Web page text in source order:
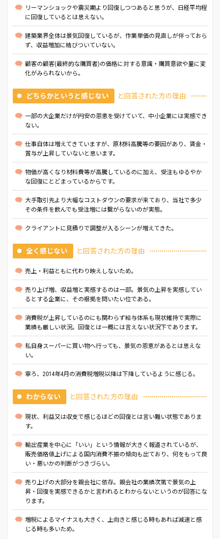
リーマンショックや震災期より回復しつつあると思うが、日経平均程
に回復しているとは思えない。
建築業界全体は景気回復しているが、作業単価の見直しが伴っておら
ず、収益増加に結びついていない。
顧客の顧客(最終的な購買者)の価格に対する意識・購買意欲や量に変
化がみられないから。
どちらかというと感じない と回答された方の理由
一部の大企業だけが円安の恩恵を受けていて、中小企業には実感でき
ない。
仕事自体は増えてきていますが、原材料高騰等の要因があり、賃金・
賞与が上昇していないと思います。
物価が高くなり材料費等が高騰しているのに加え、受注もゆるやか
な回復にとどまっているからです。
大手取引先より大幅なコストダウンの要求が来ており、当社で多少
その条件を飲んでも受注増には繋がらないのが実態。
クライアントに見積りで調整が入るシーンが増えてきた。
全く感じない と回答された方の理由
売上・利益ともに代わり映えしないため。
売り上げ増、収益増と実感するのは一部。景気の上昇を実感してい
るとする企業に、その根拠を問いたい位である。
消費税が上昇しているのにも関わらず給与体系も現状維持で実際に
業績も厳しい状況。回復とは一概には言えない状況下であります。
私自身スーパーに買い物へ行っても、景気の恩恵があるとは思えな
い。
寧ろ、2014年4月の消費税増税以降は下降しているように感じる。
わからない と回答された方の理由
現状、利益又は収支で感じるほどの回復とは言い難い状態でありま
す。
輸出産業を中心に「いい」という情報が大きく報道されているが、
販売価格値上げによる国内消費不振の傾向も出ており、何をもって良
い・悪いかの判断がつきづらい。
売り上げの大部分を親会社に依存。親会社の業績次第で景気の上
昇・回復を実感できるかと言われるとわからないというのが回答にな
ります。
増税によるマイナスも大きく、上向きと感じる時もあれば減速と感
じる時も多いため。